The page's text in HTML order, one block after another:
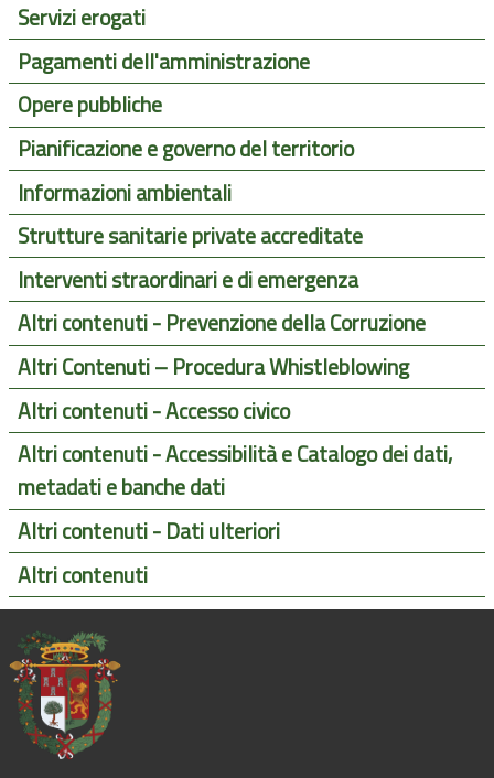
Servizi erogati
Pagamenti dell'amministrazione
Opere pubbliche
Pianificazione e governo del territorio
Informazioni ambientali
Strutture sanitarie private accreditate
Interventi straordinari e di emergenza
Altri contenuti - Prevenzione della Corruzione
Altri Contenuti – Procedura Whistleblowing
Altri contenuti - Accesso civico
Altri contenuti - Accessibilità e Catalogo dei dati,
metadati e banche dati
Altri contenuti - Dati ulteriori
Altri contenuti